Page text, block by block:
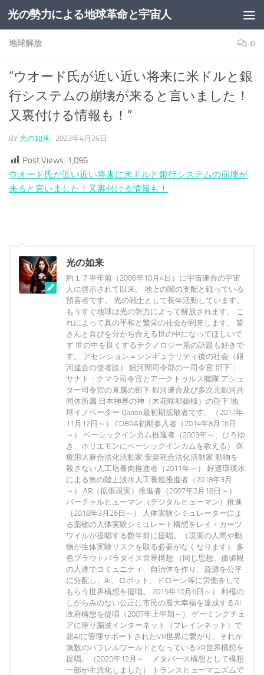
コンテンツへスキップ
光の勢力による地球革命と宇宙人
地球解放 0
”ウオード氏が近い近い将来に米ドルと銀
行システムの崩壊が来ると言いました！
又裏付ける情報も！”
BY 光の如来 · 2023年4月26日
Post Views: 1,096
ウオード氏が近い近い将来に米ドルと銀行システムの崩壊が
来ると言いました！又裏付ける情報も！
光の如来
約１７半年前（2006年10月4日）に宇宙連合の宇宙
人に啓示されて以来、 地上の闇の支配と戦っている
預言者です。 光の戦士として長年活動しています。
もうすぐ地球は光の勢力によって解放されます。 こ
れによって真の平和と繁栄の社会が到来します。 皆
さんと喜びを分かち合える世の中になってほしいで
す 世の中を良くするテクノロジー系の話題も好きで
す。 アセンション＝シンギュラリティ後の社会（銀
河連合の使者談） 銀河間司令部の一司令官 部下：
サナト・クマラ司令官とアークトゥルス艦隊 アシュ
ター司令官の直属の部下 銀河連合及び多次元銀河共
同体所属 日本神界の神（木花咲耶姫様）の臣下 地
球イノベーター Qanon最初期拡散者です。（2017年
11月12日～） COBRA初期参入者（2014年8月16日
～） ベーシックインカム推進者（2003年～、ひろゆ
き、ホリエモンにベーシックインカムを教える） 医
療用大麻合法化活動家 安楽死合法化活動家 動物を
殺さない人工培養肉推進者（2011年～） 好適環境水
による魚の陸上淡水人工養殖推進者（2018年3月
～） AR（拡張現実）推進者（2007年2月18日～）
バーチャルヒューマン（デジタルヒューマン）推進
（2018年3月26日～） 人体実験シミュレーターによ
る薬物の人体実験シミュレート構想をレイ・カーツ
ワイルが提唱する数年前に提唱。（現実の人間や動
物が生体実験リスクを取る必要がなくなります） 多
色プラウトパラダイス世界構想 （同じ思想、価値観
の人達でコミュニティ、自治体を作り、資源を公平
に分配し、AI、ロボット、ドローン等に労働をして
もらう世界構想を提唱。 2015年10月6日～） 利権の
しがらみのない公正に市民の最大幸福を達成するAI
政府構想を提唱（2007年上半期～） ゲーミングチェ
アに座り脳波インターネット（ブレインネット）で
超AIに管理サポートされたVR世界に繋がり、それが
無数のパラレルワールドとなっているVR世界構想を
提唱。（2020年12月～ メタバース構想として構想
一部が主流化しました） トランスヒューマニズムで